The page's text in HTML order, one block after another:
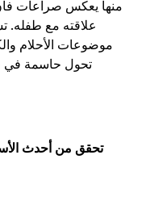
منها يعكس صراعات فان
علاقته مع طفله.
موضوعات الأحلام
تحول حاسمة في
تحقق من أحدث الأسعار